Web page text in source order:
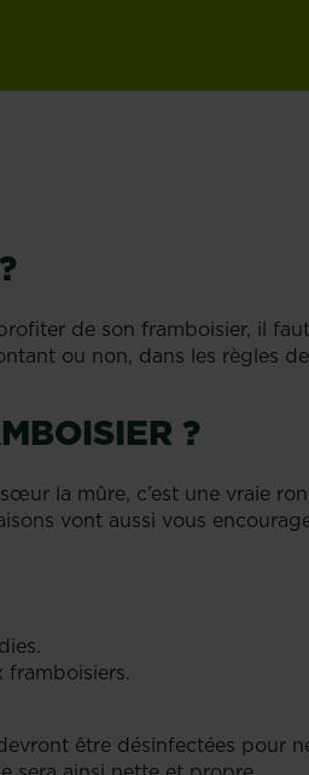
de son framboisier, il
ou non, dans les règles
?
la mûre, c’est une vraie
vont aussi vous
framboisiers.
être désinfectées pour